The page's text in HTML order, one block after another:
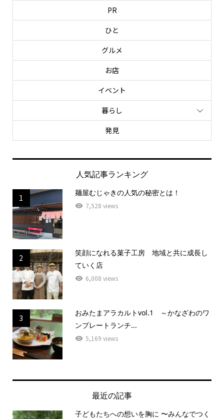
PR
ひと
グルメ
お店
イベント
暮らし
発見
人気記事ランキング
1
麺屋むじゃきの人気の秘密とは！
7,528 views
2
笑顔になれる菓子工房 地域と共に成長し
ていく店
6,008 views
3
おみたまアラカルトvol.1 ～かなざわのワ
ンプレートランチ...
5,169 views
最近の記事
子どもたちへの想いを胸に 〜みんなでつく